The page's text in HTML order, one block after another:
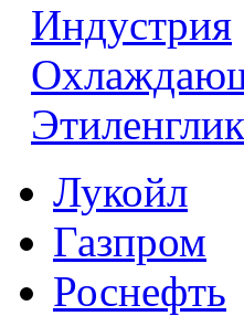
Индустрия
Лукойл
Газпром
Роснефть